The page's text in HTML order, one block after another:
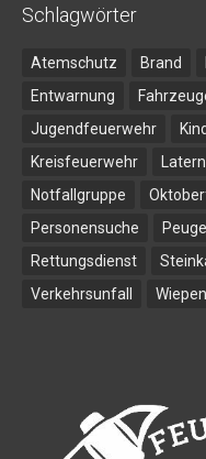
Schlagwörter
Atemschutz Brand
Entwarnung
Jugendfeuerwehr
Kreisfeuerwehr
Notfallgruppe
Personensuche
Rettungsdienst
Verkehrsunfall